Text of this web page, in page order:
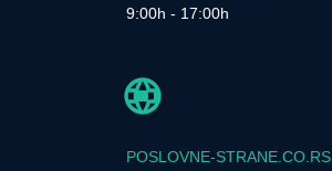
9:00h - 17:00h
POSLOVNE-STRANE.CO.RS